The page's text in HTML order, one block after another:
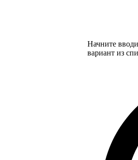
Начните
вариант из